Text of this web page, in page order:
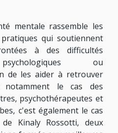
mentale rassemble les
qui soutiennent
à des difficultés
ou
de les aider à retrouver
le cas des
psychothérapeutes et
c'est également le cas
Kinaly Rossotti, deux